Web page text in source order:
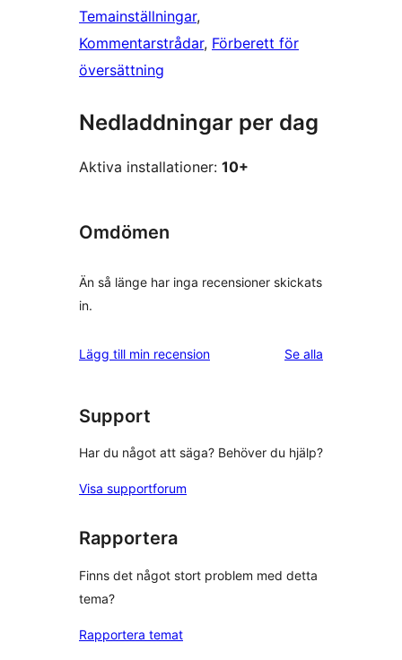
Temainställningar
Kommentarstrådar, Förberett för
översättning
Nedladdningar per dag
Aktiva installationer: 10+
Omdömen
Än så länge har inga recensioner skickats
in.
Lägg till min recension Se alla
Support
Har du något att säga? Behöver du hjälp?
Visa supportforum
Rapportera
Finns det något stort problem med detta
tema?
Rapportera temat